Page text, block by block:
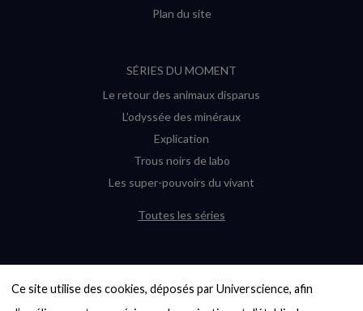
Ce site utilise des cookies, déposés par Universcience, afin
Plan du site
SÉRIES DU MOMENT
Le retour des animaux disparus
L’odyssée des minéraux
Explication
Trous noirs de labo
Les super-pouvoirs du vivant
Toutes les séries
6000 exoplanètes, et pas de « Terre »